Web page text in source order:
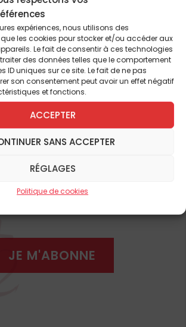
expériences, nous utilisons des
les cookies pour stocker et/ou accéder aux
Le fait de consentir à ces technologies
des données telles que le comportement
ID uniques sur ce site. Le fait de ne pas
son consentement peut avoir un effet négatif
et fonctions.
ACCEPTER
SANS ACCEPTER
RÉGLAGES
Politique de cookies
un combat métapolitique
politique forte
évolution déjà intervenue
et dans les esprits» (Petit
européen). Ce combat
des intellectuels
: Alain de Benoist, Guillaume
de talent : Michel
Claude Valla et des
Gallou. Lecorpus intellectuel
au cours du temps :
plus ou moins
de l’égalitarisme et de la
nietzschéen de la force et
à lire cet
article
autres
VOUS DÈS À
JE M'ABONNE